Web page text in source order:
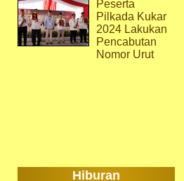
Peserta
Pilkada Kukar
2024 Lakukan
Pencabutan
Nomor Urut
Hiburan